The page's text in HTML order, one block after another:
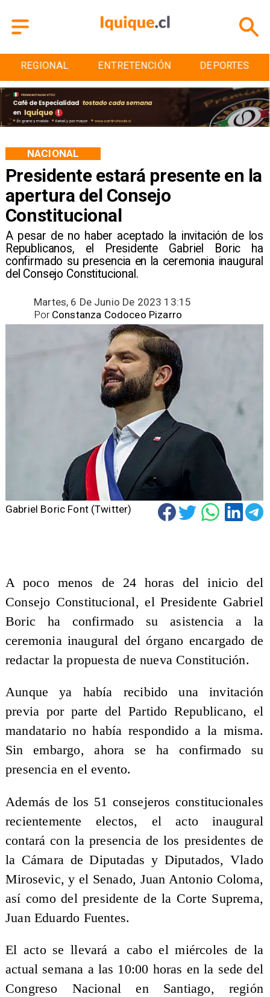
REGIONAL ENTRETENCIÓN DEPORTES
Presidente estará presente en la
apertura del Consejo
Constitucional
A pesar de no haber aceptado la invitación de los
Republicanos, el Presidente Gabriel Boric ha
confirmado su presencia en la ceremonia inaugural
del Consejo Constitucional.
NACIONAL
Martes, 6 De Junio De 2023 13:15
Constanza Codoceo Pizarro
Por
Gabriel Boric Font (Twitter)
A poco menos de 24 horas del inicio del
Consejo Constitucional, el Presidente Gabriel
Boric ha confirmado su asistencia a la
ceremonia inaugural del órgano encargado de
redactar la propuesta de nueva Constitución.
Aunque ya había recibido una invitación
previa por parte del Partido Republicano, el
mandatario no había respondido a la misma.
Sin embargo, ahora se ha confirmado su
presencia en el evento.
Además de los 51 consejeros constitucionales
recientemente electos, el acto inaugural
contará con la presencia de los presidentes de
la Cámara de Diputadas y Diputados, Vlado
Mirosevic, y el Senado, Juan Antonio Coloma,
así como del presidente de la Corte Suprema,
Juan Eduardo Fuentes.
El acto se llevará a cabo el miércoles de la
actual semana a las 10:00 horas en la sede del
Congreso Nacional en Santiago, región